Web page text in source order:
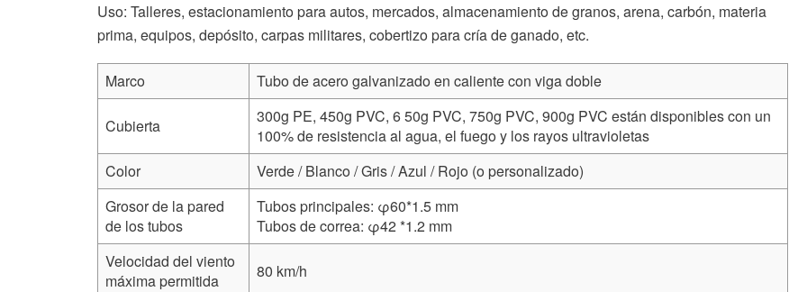
Uso: Talleres, estacionamiento para autos, mercados, almacenamiento de granos, arena, carbón, materia
prima, equipos, depósito, carpas militares, cobertizo para cría de ganado, etc.
Marco Tubo de acero galvanizado en caliente con viga doble
Cubierta
300g PE, 450g PVC, 6 50g PVC, 750g PVC, 900g PVC están disponibles con un
100% de resistencia al agua, el fuego y los rayos ultravioletas
Color
Verde / Blanco / Gris / Azul / Rojo (o personalizado)
Grosor de la pared
de los tubos
Tubos principales: φ60*1.5 mm
Tubos de correa: φ42 *1.2 mm
Velocidad del viento
máxima permitida
80 km/h